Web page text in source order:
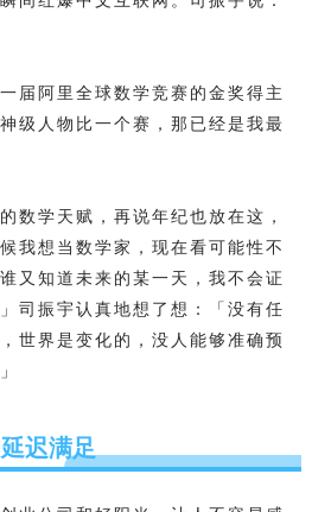
届阿里全球数学竞赛的金奖得主
级人物比一个赛，那已经是我最
数学天赋，再说年纪也放在这，
我想当数学家，现在看可能性不
又知道未来的某一天，我不会证
司振宇认真地想了想：「没有任
世界是变化的，没人能够准确预
迟满足